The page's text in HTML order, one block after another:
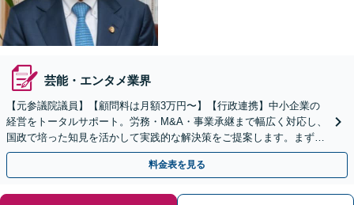
芸能・エンタメ業界
【元参議院議員】【顧問料は月額3万円〜】【行政連携】中小企業の
経営をトータルサポート。労務・M&A・事業承継まで幅広く対応し、
国政で培った知見を活かして実践的な解決策をご提案します。まずは
お気軽にご相談ください。
料金表を見る